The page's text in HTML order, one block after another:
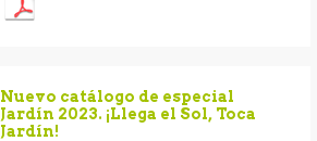
Nuevo catálogo de especial
Jardín 2023. ¡Llega el Sol, Toca
Jardín!